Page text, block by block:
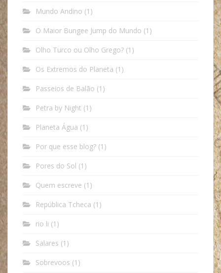
Mundo Andino (1)
O Maior Bungee Jump do Mundo (1)
Olho Turco ou Olho Grego? (1)
Os Extremos do Planeta (1)
Passeios de Balão (1)
Petra by Night (1)
Planeta Água (1)
Por que esse blog? (1)
Pores do Sol (1)
Quem escreve (1)
República Tcheca (1)
rio li (1)
Salares (1)
Sobrevoos (1)